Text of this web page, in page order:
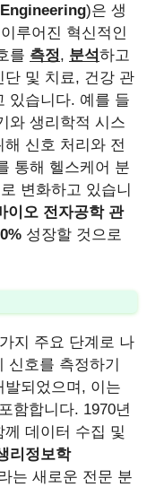
)은 생
루어진 혁신적인
를 측정, 분석하고
단 및 치료, 건강 관
있습니다. 예를 들
와 생리학적 시스
신호 처리와 전
통해 헬스케어 분
변화하고 있습니
이오 전자공학 관
성장할 것으로
지 주요 단계로 나
신호를 측정하기
되었으며, 이는
함합니다. 1970년
데이터 수집 및
리정보학
는 새로운 전문 분